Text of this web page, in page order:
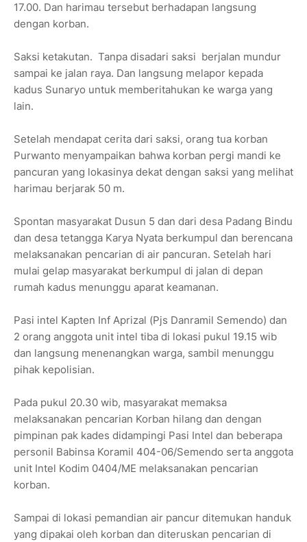
17.00. Dan harimau tersebut berhadapan langsung
dengan korban.
Saksi ketakutan. Tanpa disadari saksi berjalan mundur
sampai ke jalan raya. Dan langsung melapor kepada
kadus Sunaryo untuk memberitahukan ke warga yang
lain.
Setelah mendapat cerita dari saksi, orang tua korban
Purwanto menyampaikan bahwa korban pergi mandi ke
pancuran yang lokasinya dekat dengan saksi yang melihat
harimau berjarak 50 m.
Spontan masyarakat Dusun 5 dan dari desa Padang Bindu
dan desa tetangga Karya Nyata berkumpul dan berencana
melaksanakan pencarian di air pancuran. Setelah hari
mulai gelap masyarakat berkumpul di jalan di depan
rumah kadus menunggu aparat keamanan.
Pasi intel Kapten Inf Aprizal (Pjs Danramil Semendo) dan
2 orang anggota unit intel tiba di lokasi pukul 19.15 wib
dan langsung menenangkan warga, sambil menunggu
pihak kepolisian.
Pada pukul 20.30 wib, masyarakat memaksa
melaksanakan pencarian Korban hilang dan dengan
pimpinan pak kades didampingi Pasi Intel dan beberapa
personil Babinsa Koramil 404-06/Semendo serta anggota
unit Intel Kodim 0404/ME melaksanakan pencarian
korban.
Sampai di lokasi pemandian air pancur ditemukan handuk
yang dipakai oleh korban dan diteruskan pencarian di